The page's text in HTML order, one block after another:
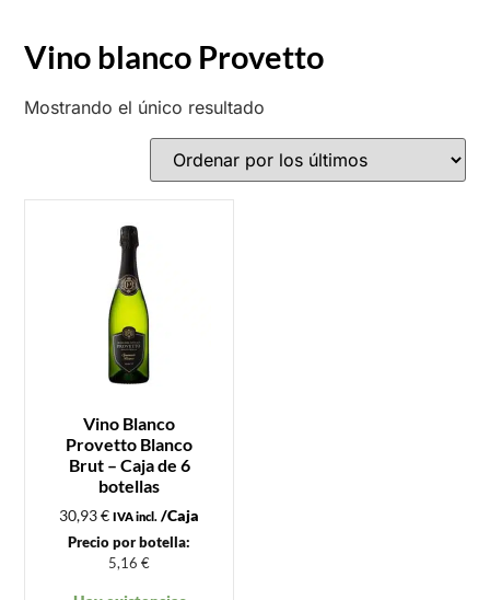
Vino blanco Provetto
Mostrando el único resultado
Vino Blanco
Provetto Blanco
Brut – Caja de 6
botellas
30,93€ IVA incl. /Caja
Precio por botella:
5,16€